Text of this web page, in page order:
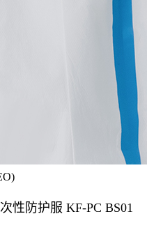
性防护服 KF-PC BS01